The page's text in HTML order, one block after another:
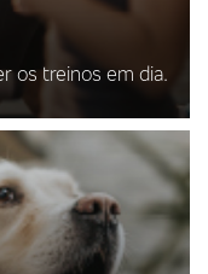
os treinos em dia.